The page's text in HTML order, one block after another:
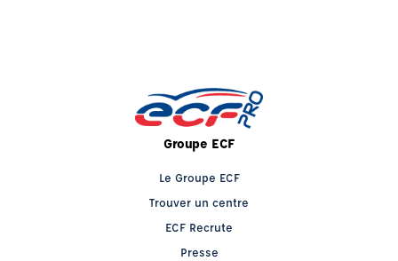
Groupe ECF
Le Groupe ECF
Trouver un centre
ECF Recrute
Presse